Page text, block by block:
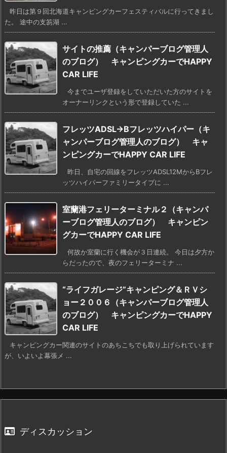
昨日は第９回北海道キャンピングカーフェスティバルに行ってきまし
た。 途中の支笏湖 ...
サイトの推薦（キャンパーブログ管理人
のブログ） キャンピングカーでHAPPY
CAR LIFE
今までユーザ登録をしていただいた方のサイトを
オーナーリンクという形で登録していた ...
フレッツADSL→Bフレッツハイパー（キ
ャンパーブログ管理人のブログ） キャ
ンピングカーでHAPPY CAR LIFE
昨日、自宅の回線をフレッツADSL12MからBフレ
ッツハイパーファミリータイプに ...
室蘭港フェリーターミナル２（キャンパ
ーブログ管理人のブログ） キャンピン
グカーでHAPPY CAR LIFE
何故か室蘭に行く機会が３日連続。 今日は夕方か
らだったので、夜のフェリーターミナ ...
“ライフガレージ”キャンピング＆ＲＶシ
ョー２００６（キャンパーブログ管理人
のブログ） キャンピングカーでHAPPY
CAR LIFE
キャンピングカー関連のサイトのあちこちでも取り上げられています
が、いよいよ幕張メ ...
ディスカッション